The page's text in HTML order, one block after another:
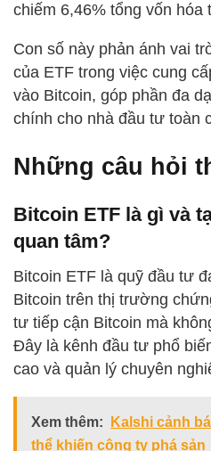
chiếm 6,46% tổng vốn hóa
Con số này phản ánh vai
của ETF trong việc cung
vào Bitcoin, góp phần đa
chính cho nhà đầu tư toàn
Những câu hỏi
Bitcoin ETF là gì và
quan tâm?
Bitcoin ETF là quỹ đầu tư
Bitcoin trên thị trường
tư tiếp cận Bitcoin mà
Đây là kênh đầu tư phổ
cao và quản lý chuyên
Xem thêm:
Kalshi cảnh
thể khiến công ty phá sản